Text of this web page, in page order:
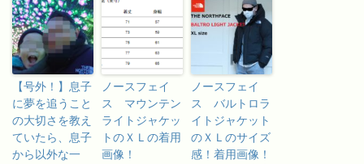
【号外！】息子
に夢を追うこと
の大切さを教え
ていたら、息子
から以外な一
ノースフェイ
ス マウンテン
ライトジャケッ
トのＸＬの着用
画像！
ノースフェイ
ス バルトロラ
イトジャケット
のＸＬのサイズ
感！着用画像！